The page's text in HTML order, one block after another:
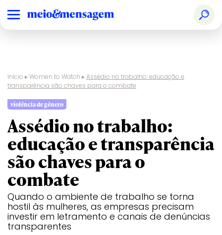
Início ▸Women to Watch ▸Assédio no trabalho: educação e
transparência são chaves para o combate
violência de gênero
Assédio no trabalho:
educação e transparência
são chaves para o
combate
Quando o ambiente de trabalho se torna
hostil às mulheres, as empresas precisam
investir em letramento e canais de denúncias
transparentes